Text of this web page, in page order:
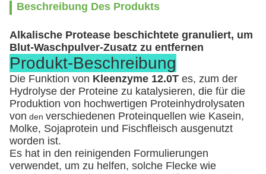
Beschreibung Des Produkts
Alkalische Protease beschichtete granuliert, um
Blut-Waschpulver-Zusatz zu entfernen
Produkt-Beschreibung
Die Funktion von Kleenzyme 12.0T es, zum der
Hydrolyse der Proteine zu katalysieren, die für die
Produktion von hochwertigen Proteinhydrolysaten
von den verschiedenen Proteinquellen wie Kasein,
Molke, Sojaprotein und Fischfleisch ausgenutzt
worden ist.
Es hat in den reinigenden Formulierungen
verwendet, um zu helfen, solche Flecke wie